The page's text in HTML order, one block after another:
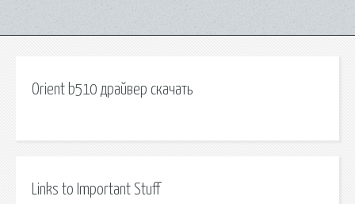
Orient b510 драйвер скачать
Links to Important Stuff